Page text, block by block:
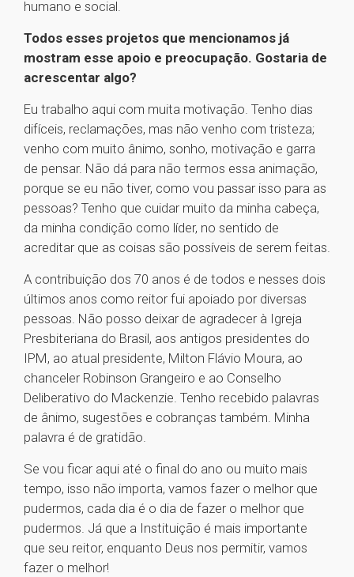
humano e social.
Todos esses projetos que mencionamos já
mostram esse apoio e preocupação. Gostaria de
acrescentar algo?
Eu trabalho aqui com muita motivação. Tenho dias
difíceis, reclamações, mas não venho com tristeza;
venho com muito ânimo, sonho, motivação e garra
de pensar. Não dá para não termos essa animação,
porque se eu não tiver, como vou passar isso para as
pessoas? Tenho que cuidar muito da minha cabeça,
da minha condição como líder, no sentido de
acreditar que as coisas são possíveis de serem feitas.
A contribuição dos 70 anos é de todos e nesses dois
últimos anos como reitor fui apoiado por diversas
pessoas. Não posso deixar de agradecer à Igreja
Presbiteriana do Brasil, aos antigos presidentes do
IPM, ao atual presidente, Milton Flávio Moura, ao
chanceler Robinson Grangeiro e ao Conselho
Deliberativo do Mackenzie. Tenho recebido palavras
de ânimo, sugestões e cobranças também. Minha
palavra é de gratidão.
Se vou ficar aqui até o final do ano ou muito mais
tempo, isso não importa, vamos fazer o melhor que
pudermos, cada dia é o dia de fazer o melhor que
pudermos. Já que a Instituição é mais importante
que seu reitor, enquanto Deus nos permitir, vamos
fazer o melhor!